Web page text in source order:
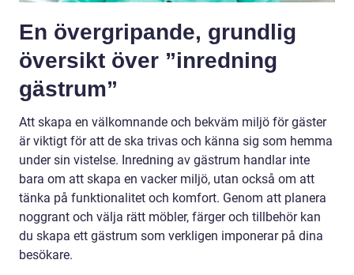
En övergripande, grundlig
översikt över ”inredning
gästrum”
Att skapa en välkomnande och bekväm miljö för gäster
är viktigt för att de ska trivas och känna sig som hemma
under sin vistelse. Inredning av gästrum handlar inte
bara om att skapa en vacker miljö, utan också om att
tänka på funktionalitet och komfort. Genom att planera
noggrant och välja rätt möbler, färger och tillbehör kan
du skapa ett gästrum som verkligen imponerar på dina
besökare.